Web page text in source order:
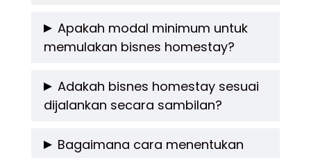
Apakah modal minimum untuk
memulakan bisnes homestay?
Modal minimum bergantung kepada keadaan
hartanah sedia ada. Jika menggunakan
melibatkan kos asas seperti kelengkapan
Adakah bisnes homestay sesuai
dijalankan secara sambilan?
Ya, bisnes homestay sangat sesuai
Bagaimana cara menentukan